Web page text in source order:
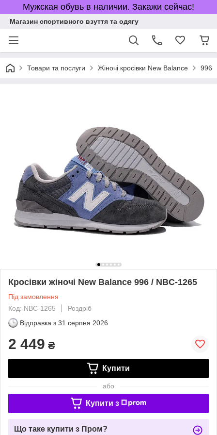
Мужская обувь в наличии. Закажи сейчас!
Магазин спортивного взуття та одягу
Товари та послуги Жіночі кросівки New Balance 996
Кросівки жіночі New Balance 996 / NBC-1265
Під замовлення
Код: NBC-1265
Роздріб
Відправка з 31 серпня 2026
2 449 ₴
Купити
або
Купити з
Що таке купити з Пром?